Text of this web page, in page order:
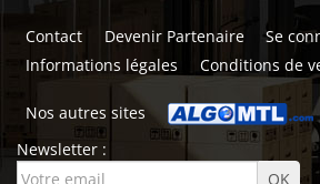
Contact Devenir Partenaire Se
Informations légales
Conditions de
Nos autres sites
Newsletter :